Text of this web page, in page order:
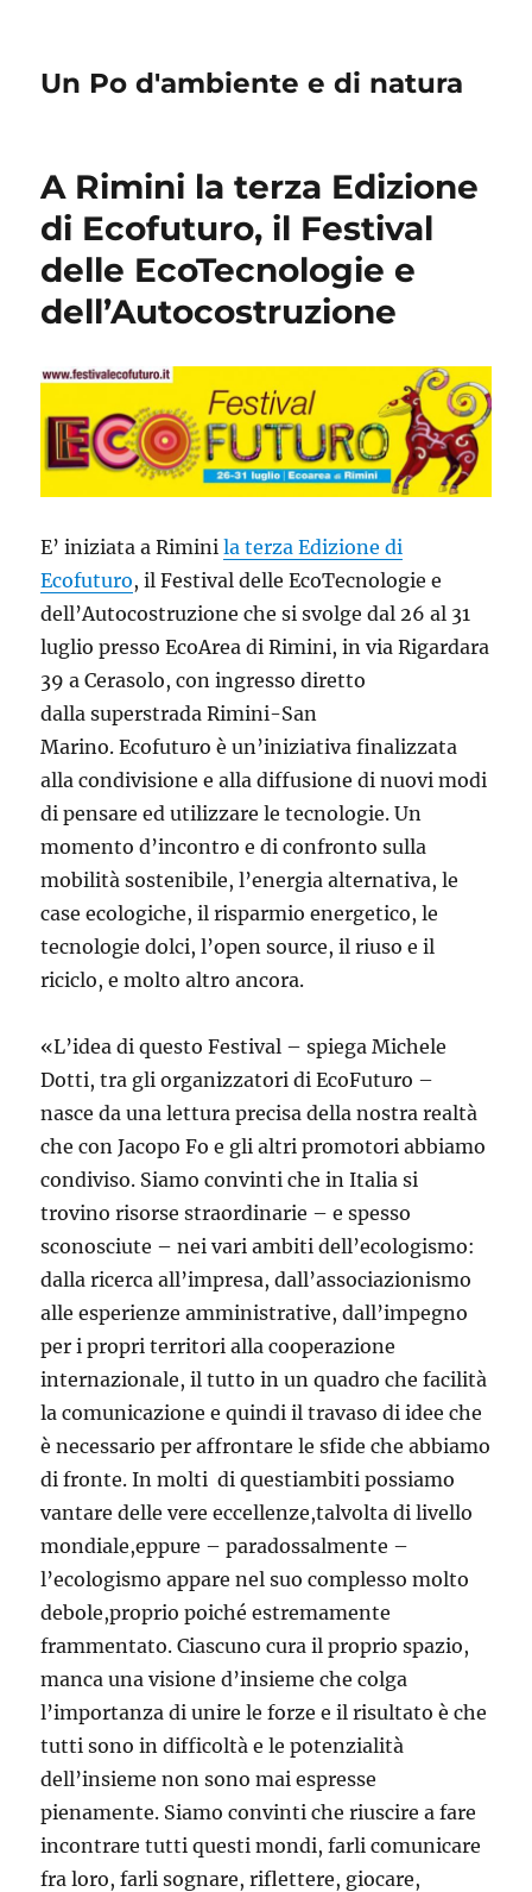
Un Po d'ambiente e di natura
A Rimini la terza Edizione
di Ecofuturo, il Festival
delle EcoTecnologie e
dell’Autocostruzione
E’ iniziata a Riminila terza Edizione di
Ecofuturo, il Festival delle EcoTecnologie e
dell’Autocostruzione che si svolge dal 26 al 31
luglio presso EcoArea di Rimini, in via Rigardara
39 a Cerasolo, con ingresso diretto
dalla superstrada Rimini-San
Marino. Ecofuturo è un’iniziativa finalizzata
alla condivisione e alla diffusione di nuovi modi
di pensare ed utilizzare le tecnologie. Un
momento d’incontro e di confronto sulla
mobilità sostenibile, l’energia alternativa, le
case ecologiche, il risparmio energetico, le
tecnologie dolci, l’open source, il riuso e il
riciclo, e molto altro ancora.
«L’idea di questo Festival – spiega Michele
Dotti, tra gli organizzatori di EcoFuturo –
nasce da una lettura precisa della nostra realtà
che con Jacopo Fo e gli altri promotori abbiamo
condiviso. Siamo convinti che in Italia si
trovino risorse straordinarie – e spesso
sconosciute – nei vari ambiti dell’ecologismo:
dalla ricerca all’impresa, dall’associazionismo
alle esperienze amministrative, dall’impegno
per i propri territori alla cooperazione
internazionale, il tutto in un quadro che facilità
la comunicazione e quindi il travaso di idee che
è necessario per affrontare le sfide che abbiamo
di fronte. In molti di questiambiti possiamo
vantare delle vere eccellenze,talvolta di livello
mondiale,eppure – paradossalmente –
l’ecologismo appare nel suo complesso molto
debole,proprio poiché estremamente
frammentato. Ciascuno cura il proprio spazio,
manca una visione d’insieme che colga
l’importanza di unire le forze e il risultato è che
tutti sono in difficoltà e le potenzialità
dell’insieme non sono mai espresse
pienamente. Siamo convinti che riuscire a fare
incontrare tutti questi mondi, farli comunicare
fra loro, farli sognare, riflettere, giocare,